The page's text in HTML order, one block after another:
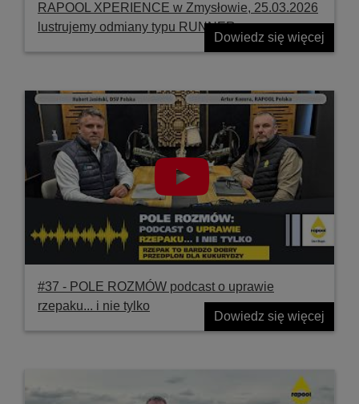
RAPOOL XPERIENCE w Zmysłowie, 25.03.2026
lustrujemy odmiany typu RUNNER
Dowiedz się więcej
#37 ‐ POLE ROZMÓW podcast o uprawie
rzepaku... i nie tylko
Dowiedz się więcej